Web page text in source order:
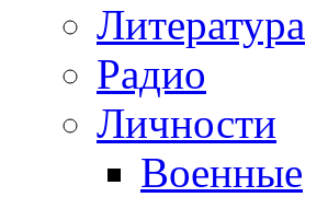
Литература
Радио
Личности
Военные